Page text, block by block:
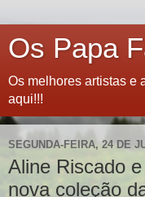
Os Papa
Os melhores artistas e
aqui!!!
SEGUNDA-FEIRA, 24 DE
Aline Riscado
nova coleção